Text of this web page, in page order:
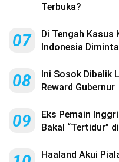
Terbuka?
07
Di Tengah Kasus
Indonesia
08
Ini Sosok Dibalik
Reward Gubernur
09
Eks Pemain
Bakal “Tertidur”
Haaland Akui